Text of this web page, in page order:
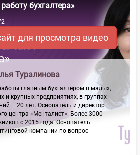
бухгалтера»
для просмотра видео
Туралинова
главным бухгалтером в малых,
и крупных предприятиях, в группах
– 20 лет. Основатель и директор
центра «Менталист». Более 3000
с 2015 года. Основатель
компании по вопрос